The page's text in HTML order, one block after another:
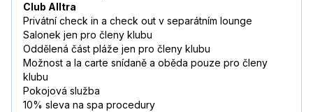
Club Alltra
Privátní check in a check out v separátním lounge
Salonek jen pro členy klubu
Oddělená část pláže jen pro členy klubu
Možnost a la carte snídaně a oběda pouze pro členy
klubu
Pokojová služba
10% sleva na spa procedury